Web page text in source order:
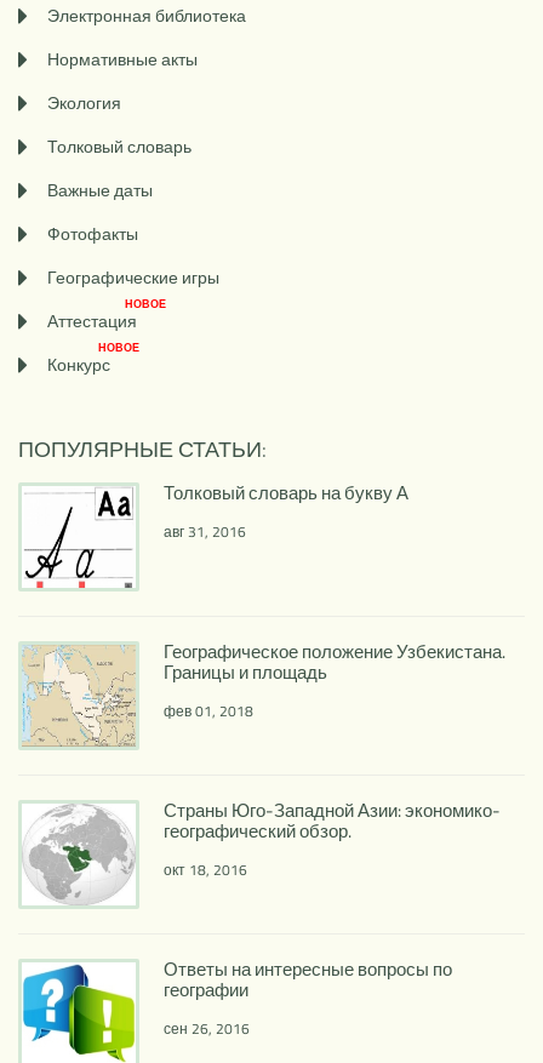
Электронная библиотека
Нормативные акты
Экология
Толковый словарь
Важные даты
Фотофакты
Географические игры
Аттестация
НОВОЕ
Конкурс
НОВОЕ
ПОПУЛЯРНЫЕ СТАТЬИ:
Толковый словарь на букву А
авг 31, 2016
Географическое положение Узбекистана.
Границы и площадь
фев 01, 2018
Страны Юго-Западной Азии: экономико-
географический обзор.
окт 18, 2016
Ответы на интересные вопросы по
географии
сен 26, 2016